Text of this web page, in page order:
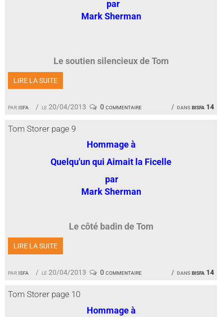
par isfa le 20/04/2013 dansbisfa 14
0 commentaire
par
Mark Sherman
Le soutien silencieux de Tom
LIRE LA SUITE
Tom Storer page 9
par isfa le 20/04/2013 dansbisfa 14
0 commentaire
Hommage à
Quelqu'un qui Aimait la Ficelle
par
Mark Sherman
Le côté badin de Tom
LIRE LA SUITE
Tom Storer page 10
Hommage à